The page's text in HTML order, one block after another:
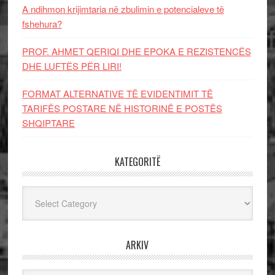
A ndihmon krijimtaria në zbulimin e potencialeve të
fshehura?
PROF. AHMET QERIQI DHE EPOKA E REZISTENCЁS
DHE LUFTЁS PЁR LIRI!
FORMAT ALTERNATIVE TË EVIDENTIMIT TË
TARIFËS POSTARE NË HISTORINË E POSTËS
SHQIPTARE
KATEGORITË
ARKIV